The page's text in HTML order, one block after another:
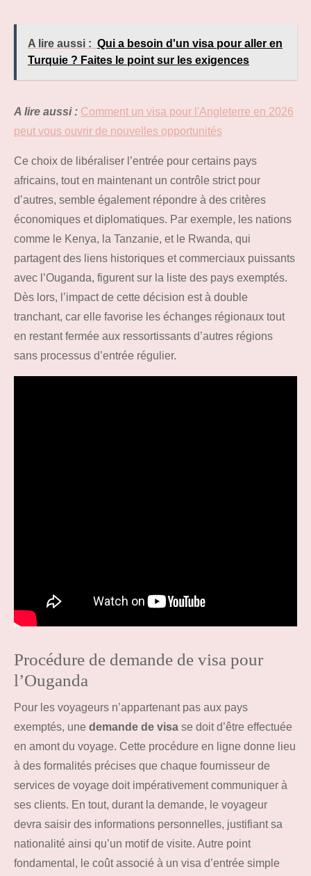
A lire aussi : Qui a besoin d'un visa pour aller en
Turquie ? Faites le point sur les exigences
A lire aussi : Comment un visa pour l'Angleterre en 2026
peut vous ouvrir de nouvelles opportunités
Ce choix de libéraliser l’entrée pour certains pays
africains, tout en maintenant un contrôle strict pour
d’autres, semble également répondre à des critères
économiques et diplomatiques. Par exemple, les nations
comme le Kenya, la Tanzanie, et le Rwanda, qui
partagent des liens historiques et commerciaux puissants
avec l’Ouganda, figurent sur la liste des pays exemptés.
Dès lors, l’impact de cette décision est à double
tranchant, car elle favorise les échanges régionaux tout
en restant fermée aux ressortissants d’autres régions
sans processus d’entrée régulier.
Procédure de demande de visa pour
l’Ouganda
Pour les voyageurs n’appartenant pas aux pays
exemptés, une demande de visa se doit d’être effectuée
en amont du voyage. Cette procédure en ligne donne lieu
à des formalités précises que chaque fournisseur de
services de voyage doit impérativement communiquer à
ses clients. En tout, durant la demande, le voyageur
devra saisir des informations personnelles, justifiant sa
nationalité ainsi qu’un motif de visite. Autre point
fondamental, le coût associé à un visa d’entrée simple